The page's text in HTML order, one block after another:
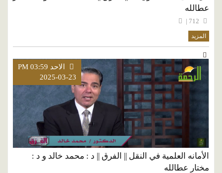
عطالله
المزيد
الاحد PM 03:59
2025-03-23
الأمانه العلمية في النقل || الفرق || د : محمد خالد و د :
مختار عطالله